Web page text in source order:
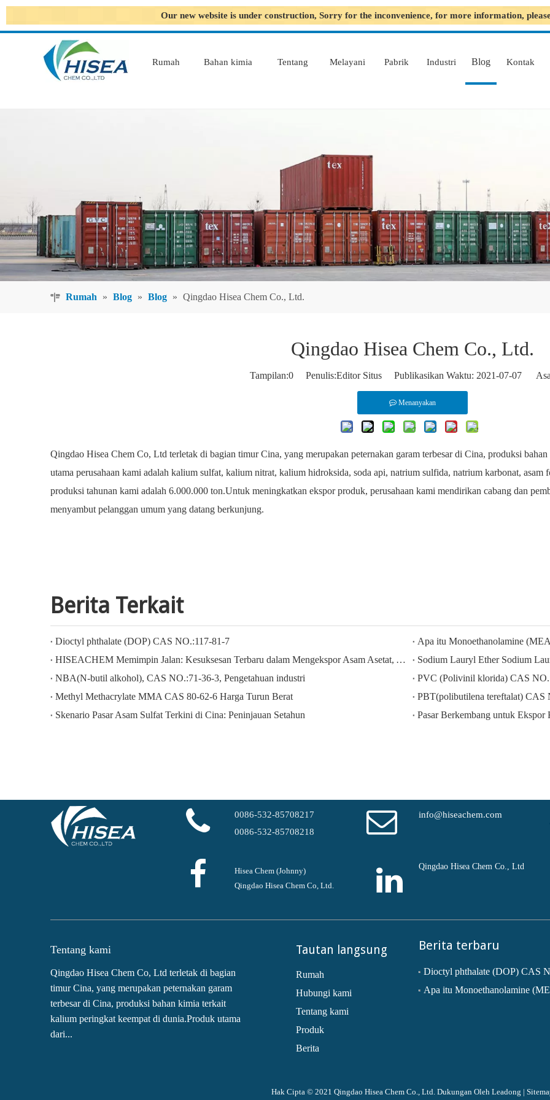
Our new website is under construction, Sorry for the inconvenience, for more information,
Rumah Bahan kimia Tentang Melayani Pabrik Industri Blog Kontak
Rumah » Blog » Blog » Qingdao Hisea Chem Co., Ltd.
Qingdao Hisea Chem Co., Ltd.
Tampilan:0 Penulis:Editor Situs Publikasikan Waktu: 2021-07-07
Menanyakan
Qingdao Hisea Chem Co, Ltd terletak di bagian timur Cina, yang merupakan peternakan garam terbesar di Cina, produksi
utama perusahaan kami adalah kalium sulfat, kalium nitrat, kalium hidroksida, soda api, natrium sulfida, natrium karbonat, asam
produksi tahunan kami adalah 6.000.000 ton.Untuk meningkatkan ekspor produk, perusahaan kami mendirikan cabang dan
menyambut pelanggan umum yang datang berkunjung.
Berita Terkait
Dioctyl phthalate (DOP) CAS NO.:117-81-7
Apa itu Monoethanolamine
HISEACHEM Memimpin Jalan: Kesuksesan Terbaru dalam Mengekspor Asam Asetat, Asam Oksalat, Asam Sulfat, Asam Nitrat, Soda Caustic, Alkali Cair, dan Sodium Metabisulfite dari Tiongkok
NBA(N-butil alkohol), CAS NO.:71-36-3, Pengetahuan industri
PVC (Polivinil klorida) CAS
Methyl Methacrylate MMA CAS 80-62-6 Harga Turun Berat
PBT(polibutilena tereftalat) CAS
Skenario Pasar Asam Sulfat Terkini di Cina: Peninjauan Setahun
0086-532-85708217
0086-532-85708218
info@hiseachem.com
Hisea Chem (Johnny)
Qingdao Hisea Chem Co, Ltd.
Qingdao Hisea Chem Co., Ltd
Tentang kami
Qingdao Hisea Chem Co, Ltd terletak di bagian
timur Cina, yang merupakan peternakan garam
terbesar di Cina, produksi bahan kimia terkait
kalium peringkat keempat di dunia.Produk utama
dari...
Tautan langsung
Rumah
Hubungi kami
Tentang kami
Produk
Berita
Berita terbaru
Apa itu Monoethanolamine
Hak Cipta © 2021 Qingdao Hisea Chem Co., Ltd. Dukungan Oleh Leadong |